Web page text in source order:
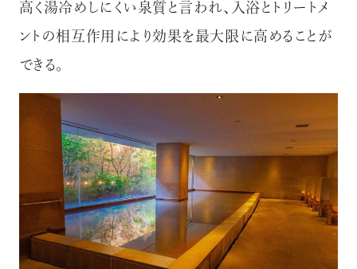
高く湯冷めしにくい泉質と言われ、入浴とトリートメ
ントの相互作用により効果を最大限に高めることが
できる。